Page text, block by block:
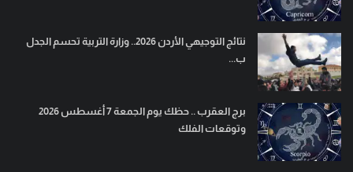
نتائج التوجيهي الأردن 2026.. وزارة التربية تحسم الجدل
ب...
برج العقرب .. حظك يوم الجمعة 7 أغسطس 2026
وتوقعات الفلك